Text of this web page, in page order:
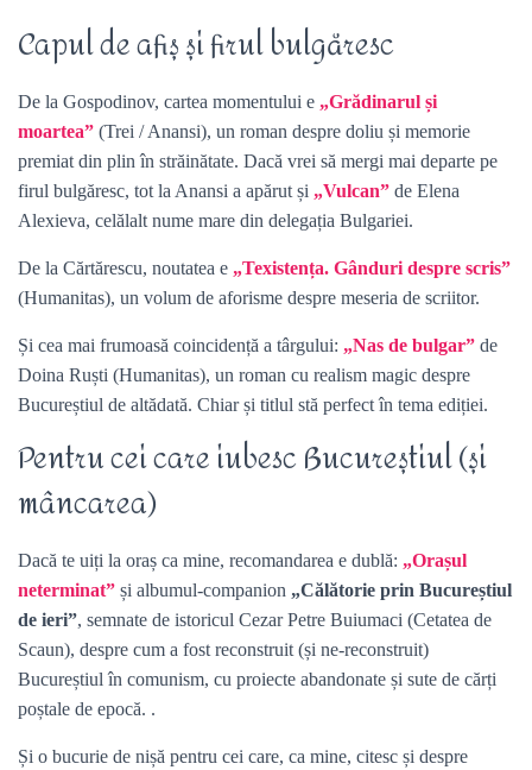
Capul de afiș și firul bulgăresc
De la Gospodinov, cartea momentului e „Grădinarul și
moartea” (Trei / Anansi), un roman despre doliu și memorie
premiat din plin în străinătate. Dacă vrei să mergi mai departe pe
firul bulgăresc, tot la Anansi a apărut și „Vulcan” de Elena
Alexieva, celălalt nume mare din delegația Bulgariei.
De la Cărtărescu, noutatea e „Texistența. Gânduri despre scris”
(Humanitas), un volum de aforisme despre meseria de scriitor.
Și cea mai frumoasă coincidență a târgului: „Nas de bulgar” de
Doina Ruști (Humanitas), un roman cu realism magic despre
Bucureștiul de altădată. Chiar și titlul stă perfect în tema ediției.
Pentru cei care iubesc Bucureștiul (și
mâncarea)
Dacă te uiți la oraș ca mine, recomandarea e dublă: „Orașul
neterminat” și albumul-companion „Călătorie prin Bucureștiul
de ieri”, semnate de istoricul Cezar Petre Buiumaci (Cetatea de
Scaun), despre cum a fost reconstruit (și ne-reconstruit)
Bucureștiul în comunism, cu proiecte abandonate și sute de cărți
poștale de epocă. .
Și o bucurie de nișă pentru cei care, ca mine, citesc și despre